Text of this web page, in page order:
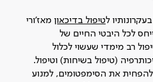
לטיפול בדיכאון מאז'ורי
לכל היבטי החיים של
רב מימדי שעשוי לכלול
(טיפול בשיחות) וטיפול.
את הסימפטומים, למנוע